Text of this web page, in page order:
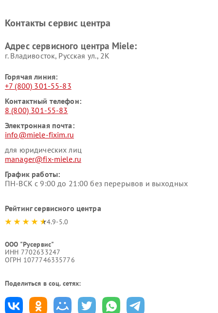
Miele
Miele
пылесосов Miele
Контакты сервис центра
Адрес сервисного центра Miele:
г. Владивосток, Русская ул., 2К
Горячая линия:
+7 (800) 301-55-83
Контактный телефон:
8 (800) 301-55-83
Электронная почта:
info@miele-fixim.ru
для юридических лиц
manager@fix-miele.ru
График работы:
ПН-ВСК с 9:00 до 21:00 без перерывов и выходных
Рейтинг сервисного центра
4.9-5.0
ООО "Русервис"
ИНН 7702633247
ОГРН 1077746335776
Поделиться в соц. сетях: